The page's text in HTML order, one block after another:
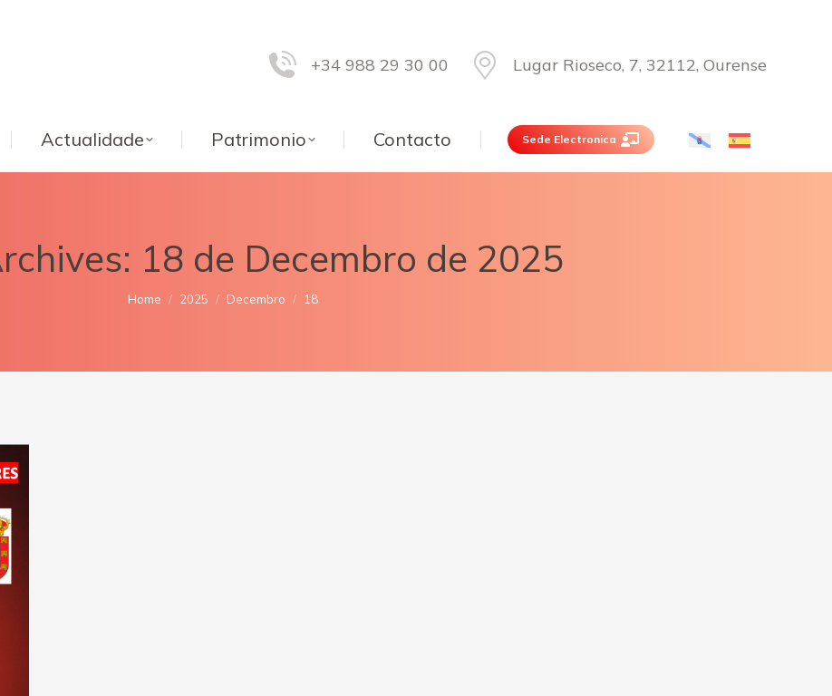
+34 988 29 30 00 Lugar Rioseco, 7, 32112, Ourense
Actualidade Patrimonio Contacto Sede Electronica
18 de Decembro de 2025
You are here:
Home 2025 Decembro 18